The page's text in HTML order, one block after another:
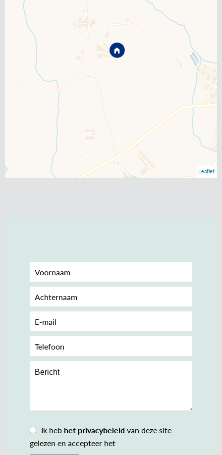
Leaflet
Ik heb het privacybeleidvan deze site
gelezen en accepteer het